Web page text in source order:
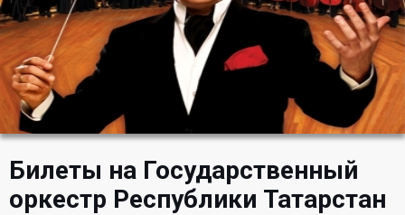
Билеты на Государственный
оркестр Республики Татарстан